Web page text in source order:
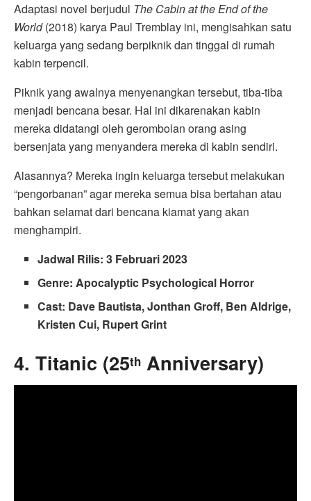
Adaptasi novel berjudul The Cabin at the End of the
World(2018) karya Paul Tremblay ini, mengisahkan satu
keluarga yang sedang berpiknik dan tinggal di rumah
kabin terpencil.
Piknik yang awalnya menyenangkan tersebut, tiba-tiba
menjadi bencana besar. Hal ini dikarenakan kabin
mereka didatangi oleh gerombolan orang asing
bersenjata yang menyandera mereka di kabin sendiri.
Alasannya? Mereka ingin keluarga tersebut melakukan
“pengorbanan” agar mereka semua bisa bertahan atau
bahkan selamat dari bencana kiamat yang akan
menghampiri.
Jadwal Rilis: 3 Februari 2023
Genre: Apocalyptic Psychological Horror
Cast: Dave Bautista, Jonthan Groff, Ben Aldrige,
Kristen Cui, Rupert Grint
4. Titanic (25th Anniversary)